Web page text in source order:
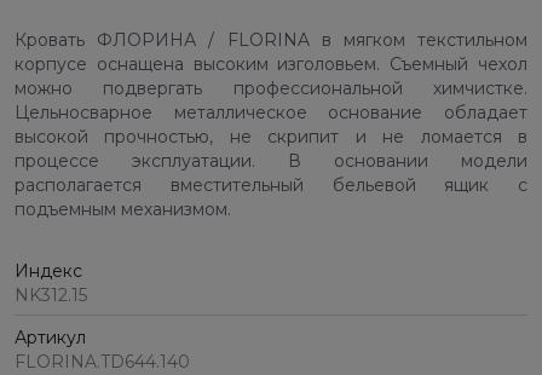
Кровать ФЛОРИНА / FLORINA в мягком текстильном
корпусе оснащена высоким изголовьем. Съемный чехол
можно подвергать профессиональной химчистке.
Цельносварное металлическое основание обладает
высокой прочностью, не скрипит и не ломается в
процессе эксплуатации. В основании модели
располагается вместительный бельевой ящик с
подъемным механизмом.
Индекс
NK312.15
Артикул
FLORINA.TD644.140